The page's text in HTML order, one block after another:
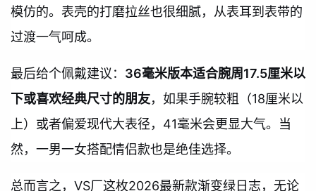
模仿的。表壳的打磨拉丝也很细腻，从表耳到表带的
过渡一气呵成。
最后给个佩戴建议： 36毫米版本适合腕周17.5厘米以
下或喜欢经典尺寸的朋友，如果手腕较粗（18厘米以
上）或者偏爱现代大表径，41毫米会更显大气。当
然，一男一女搭配情侣款也是绝佳选择。
总而言之，VS厂这枚2026最新款渐变绿日志，无论